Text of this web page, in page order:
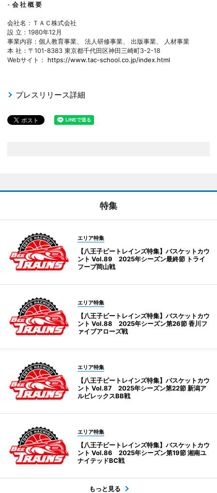
- 会 社 概 要
会社名：ＴＡＣ株式会社
設 立：1980年12月
事業内容：個人教育事業、 法人研修事業、 出版事業、 人材事業
本 社：〒101-8383 東京都千代田区神田三崎町3-2-18
Webサイト： https://www.tac-school.co.jp/index.html
プレスリリース詳細
特集
エリア特集
【八王子ビートレインズ特集】バスケットカウ
ント Vol.89 2025年シーズン最終節 トライ
フープ岡山戦
エリア特集
【八王子ビートレインズ特集】バスケットカウ
ント Vol.88 2025年シーズン第26節 香川フ
ァイブアローズ戦
エリア特集
【八王子ビートレインズ特集】バスケットカウ
ント Vol.87 2025年シーズン第22節 新潟ア
ルビレックスBB戦
エリア特集
【八王子ビートレインズ特集】バスケットカウ
ント Vol.86 2025年シーズン第19節 湘南ユ
ナイテッドBC戦
もっと見る